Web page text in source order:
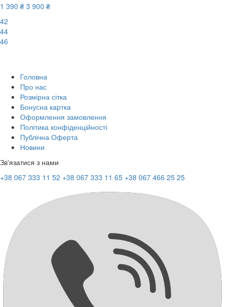
1 390 ₴ 3 900 ₴
42
44
46
Головна
Про нас
Розмірна сітка
Бонусна картка
Оформлення замовлення
Політика конфіденційності
Публічна Оферта
Новини
Зв'язатися з нами
+38 067 333 11 52 +38 067 333 11 65 +38 067 466 25 25